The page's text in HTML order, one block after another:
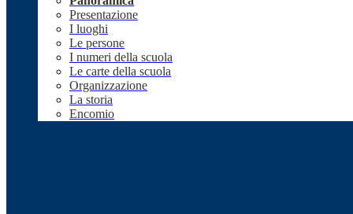
Presentazione
I luoghi
Le persone
I numeri della scuola
Le carte della scuola
Organizzazione
La storia
Encomio